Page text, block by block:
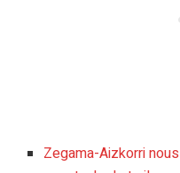
Zegama-Aizkorri